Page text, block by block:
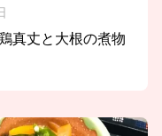
真丈と大根の煮物